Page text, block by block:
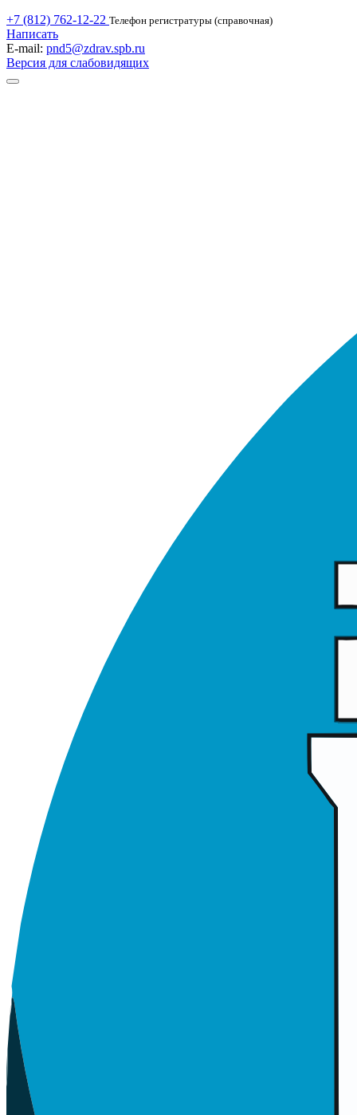
+7 (812) 762-12-22 Телефон регистратуры (справочная)
Написать
E-mail: pnd5@zdrav.spb.ru
Версия для слабовидящих